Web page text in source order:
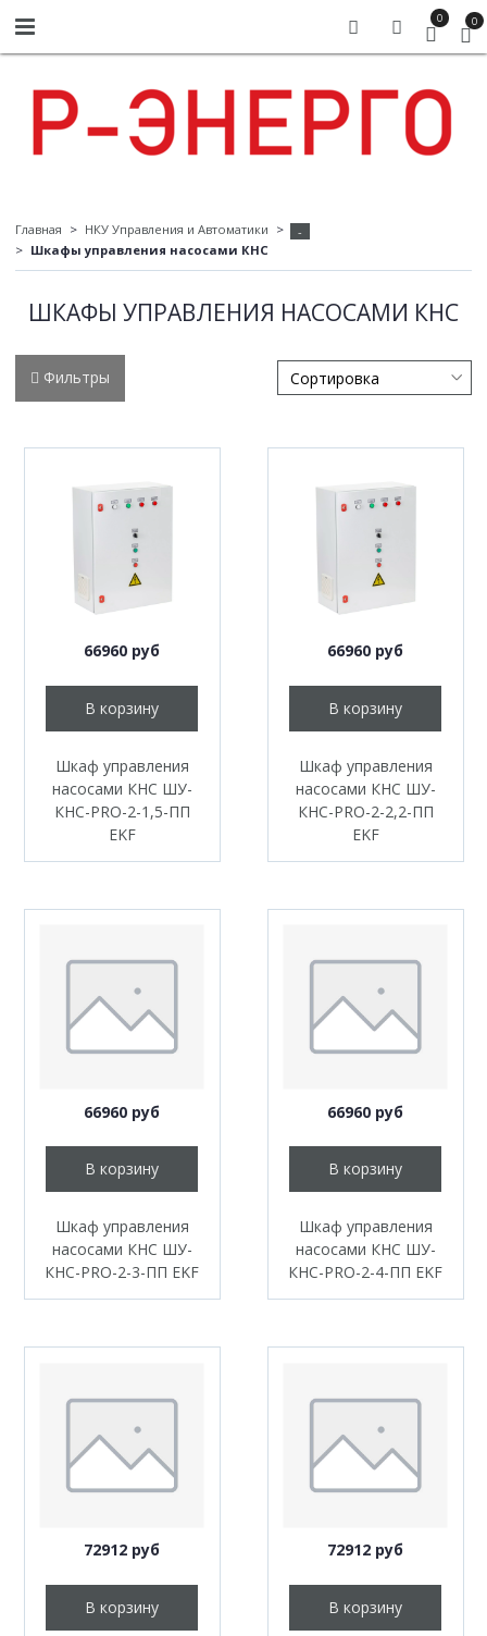
0 0
Главная НКУ Управления и Автоматики
-
Шкафы управления насосами КНС
ШКАФЫ УПРАВЛЕНИЯ НАСОСАМИ КНС
Фильтры
66960 руб
В корзину
Шкаф управления
насосами КНС ШУ-
КНС-PRO-2-1,5-ПП
EKF
66960 руб
В корзину
Шкаф управления
насосами КНС ШУ-
КНС-PRO-2-2,2-ПП
EKF
66960 руб
В корзину
Шкаф управления
насосами КНС ШУ-
КНС-PRO-2-3-ПП EKF
66960 руб
В корзину
Шкаф управления
насосами КНС ШУ-
КНС-PRO-2-4-ПП EKF
72912 руб
В корзину
72912 руб
В корзину